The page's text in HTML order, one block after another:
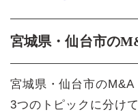
宮城県・仙台市の
宮城県・仙台市のM&A
3つのトピックに分け